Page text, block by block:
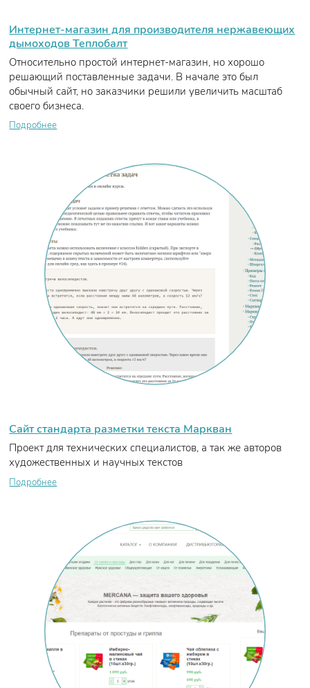
Интернет-магазин для производителя нержавеющих
дымоходов Теплобалт
Относительно простой интернет-магазин, но хорошо
решающий поставленные задачи. В начале это был
обычный сайт, но заказчики решили увеличить масштаб
своего бизнеса.
Подробнее
Сайт стандарта разметки текста Маркван
Проект для технических специалистов, а так же авторов
художественных и научных текстов
Подробнее